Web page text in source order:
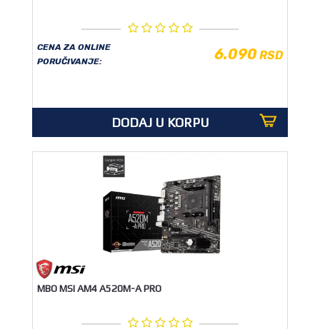
CENA ZA ONLINE
PORUČIVANJE:
6.090RSD
DODAJ U KORPU
MBO MSI AM4 A520M-A PRO